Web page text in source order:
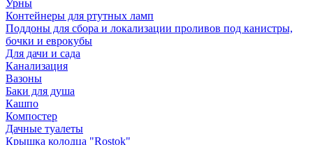
Урны
Контейнеры для ртутных ламп
Поддоны для сбора и локализации проливов под канистры,
бочки и еврокубы
Для дачи и сада
Канализация
Вазоны
Баки для душа
Кашпо
Компостер
Дачные туалеты
Крышка колодца "Rostok"